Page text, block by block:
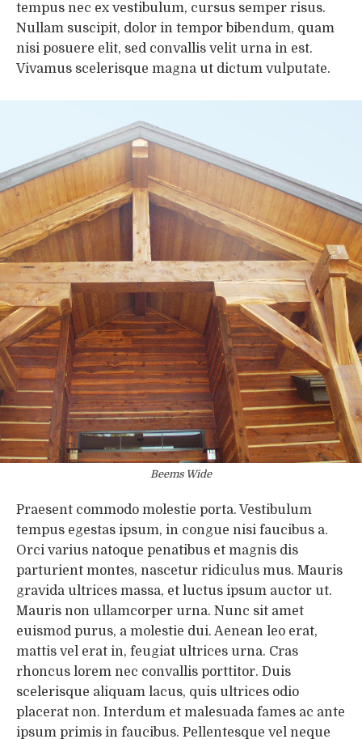
tempus nec ex vestibulum, cursus semper risus.
Nullam suscipit, dolor in tempor bibendum, quam
nisi posuere elit, sed convallis velit urna in est.
Vivamus scelerisque magna ut dictum vulputate.
Beems Wide
Praesent commodo molestie porta. Vestibulum
tempus egestas ipsum, in congue nisi faucibus a.
Orci varius natoque penatibus et magnis dis
parturient montes, nascetur ridiculus mus. Mauris
gravida ultrices massa, et luctus ipsum auctor ut.
Mauris non ullamcorper urna. Nunc sit amet
euismod purus, a molestie dui. Aenean leo erat,
mattis vel erat in, feugiat ultrices urna. Cras
rhoncus lorem nec convallis porttitor. Duis
scelerisque aliquam lacus, quis ultrices odio
placerat non. Interdum et malesuada fames ac ante
ipsum primis in faucibus. Pellentesque vel neque